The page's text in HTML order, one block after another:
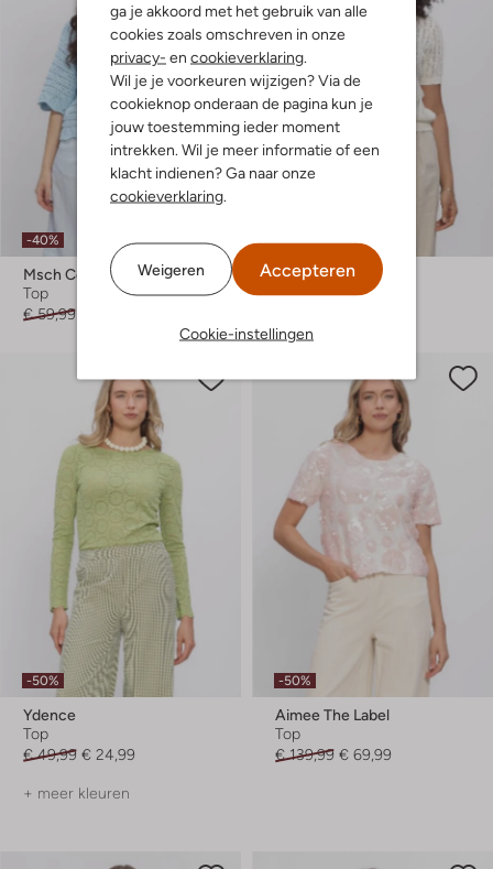
ga je akkoord met het gebruik van alle
cookies zoals omschreven in onze
privacy- en cookieverklaring.
Wil je je voorkeuren wijzigen? Via de
cookieknop onderaan de pagina kun je
jouw toestemming ieder moment
intrekken. Wil je meer informatie of een
klacht indienen? Ga naar onze
cookieverklaring.
Weigeren Accepteren
Cookie-instellingen
-40%
Msch Copenhagen
Top
€ 59,99
-30%
Modström
Polo
-50%
Ydence
Top
€ 49,99 € 24,99
+ meer kleuren
-50%
Aimee The Label
Top
€ 139,99 € 69,99